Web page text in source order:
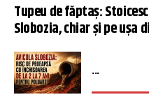
Tupeu de făptaș:
Slobozia, chiar și pe ușa
...